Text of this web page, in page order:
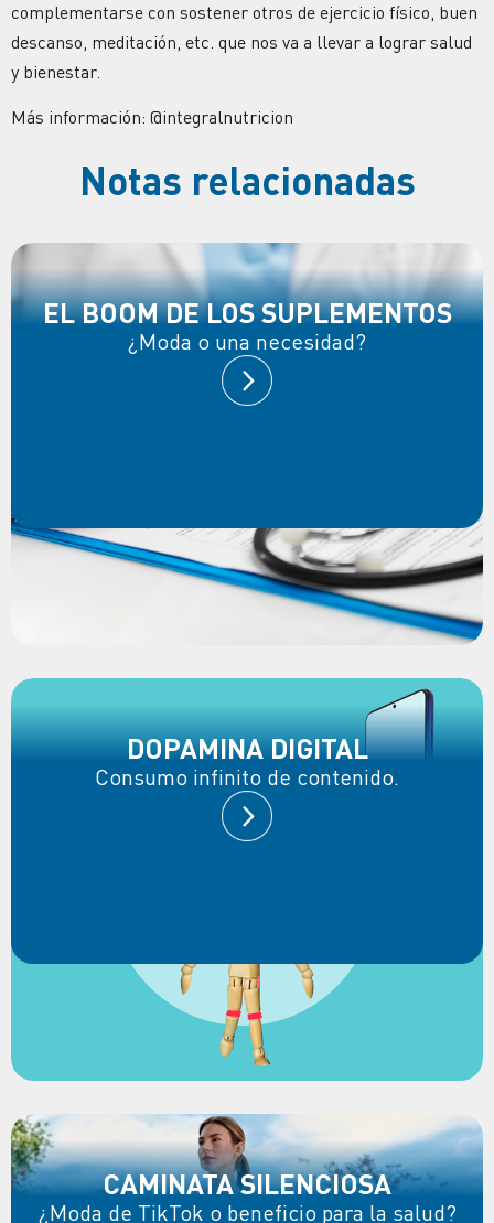
complementarse con sostener otros de ejercicio físico, buen
descanso, meditación, etc. que nos va a llevar a lograr salud
y bienestar.
Más información: @integralnutricion
Notas relacionadas
EL BOOM DE LOS SUPLEMENTOS
¿Moda o una necesidad?
DOPAMINA DIGITAL
Consumo infinito de contenido.
CAMINATA SILENCIOSA
¿Moda de TikTok o beneficio para la salud?